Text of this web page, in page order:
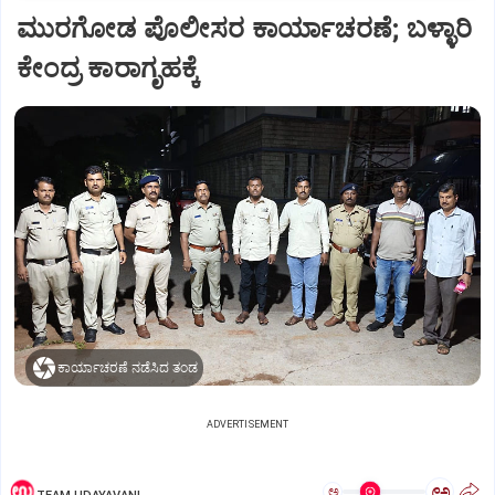
ಮುರಗೋಡ ಪೊಲೀಸರ ಕಾರ್ಯಾಚರಣೆ; ಬಳ್ಳಾರಿ
ಕೇಂದ್ರ ಕಾರಾಗೃಹಕ್ಕೆ
ಕಾರ್ಯಾಚರಣೆ ನಡೆಸಿದ ತಂಡ
ADVERTISEMENT